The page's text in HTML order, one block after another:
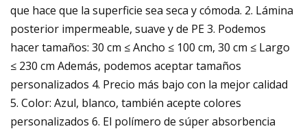
que hace que la superficie sea seca y cómoda. 2. Lámina
posterior impermeable, suave y de PE 3. Podemos
hacer tamaños: 30 cm ≤ Ancho ≤ 100 cm, 30 cm ≤ Largo
≤ 230 cm Además, podemos aceptar tamaños
personalizados 4. Precio más bajo con la mejor calidad
5. Color: Azul, blanco, también acepte colores
personalizados 6. El polímero de súper absorbencia